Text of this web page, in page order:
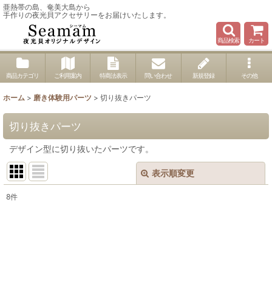
亜熱帯の島、奄美大島から
手作りの夜光貝アクセサリーをお届けいたします。
商品検索 カート
商品カテゴリ ご利用案内 特商法表示 問い合わせ 新規登録 その他
ホーム > 磨き体験用パーツ > 切り抜きパーツ
切り抜きパーツ
デザイン型に切り抜いたパーツです。
表示順変更
8件